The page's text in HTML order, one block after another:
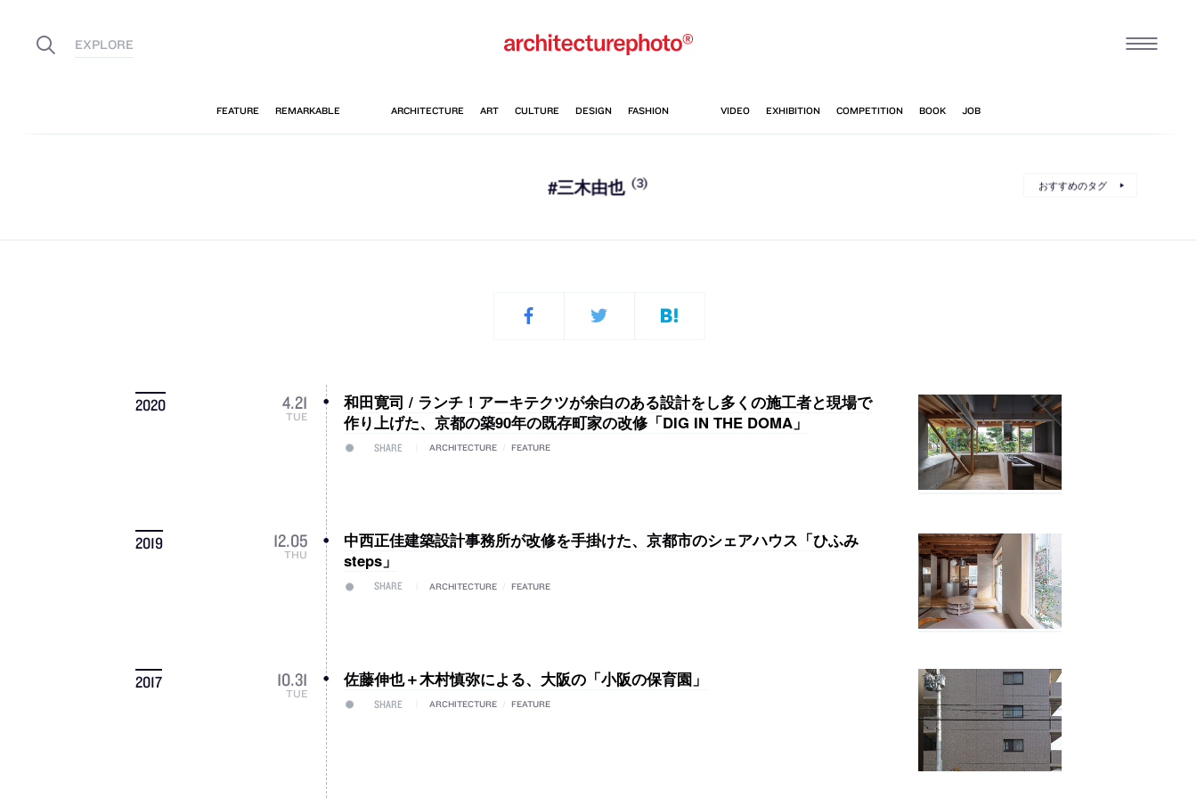
#三木由也 (3) おすすめのタグ
2020 4.21
TUE
和田寛司 / ランチ！アーキテクツが余白のある設計をし多くの施工者と現場で
作り上げた、京都の築90年の既存町家の改修「DIG IN THE DOMA」
SHARE ARCHITECTURE FEATURE
2019 12.05
THU
中西正佳建築設計事務所が改修を手掛けた、京都市のシェアハウス「ひふみ
steps」
SHARE ARCHITECTURE FEATURE
2017 10.31
TUE
佐藤伸也＋木村慎弥による、大阪の「小阪の保育園」
SHARE ARCHITECTURE FEATURE